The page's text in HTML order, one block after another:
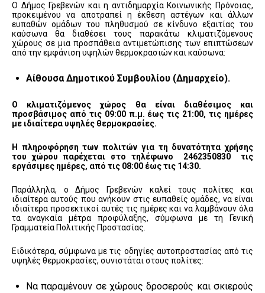
Ο Δήμος Γρεβενών και η αντιδημαρχία Κοινωνικής Πρόνοιας,
προκειμένου να αποτραπεί η έκθεση αστέγων και άλλων
ευπαθών ομάδων του πληθυσμού σε κίνδυνο εξαιτίας του
καύσωνα θα διαθέσει τους παρακάτω κλιματιζόμενους
χώρους σε μια προσπάθεια αντιμετώπισης των επιπτώσεων
από την εμφάνιση υψηλών θερμοκρασιών και καύσωνα:
Αίθουσα Δημοτικού Συμβουλίου (Δημαρχείο).
Ο κλιματιζόμενος χώρος θα είναι διαθέσιμος και
προσβάσιμος από τις 09:00 π.μ. έως τις 21:00, τις ημέρες
με ιδιαίτερα υψηλές θερμοκρασίες.
Η πληροφόρηση των πολιτών για τη δυνατότητα χρήσης
του χώρου παρέχεται στο τηλέφωνο 2462350830 τις
εργάσιμες ημέρες, από τις 08:00 έως τις 14:30.
Παράλληλα, ο Δήμος Γρεβενών καλεί τους πολίτες και
ιδιαίτερα αυτούς που ανήκουν στις ευπαθείς ομάδες, να είναι
ιδιαίτερα προσεκτικοί αυτές τις ημέρες και να λαμβάνουν όλα
τα αναγκαία μέτρα προφύλαξης, σύμφωνα με τη Γενική
Γραμματεία Πολιτικής Προστασίας.
Ειδικότερα, σύμφωνα με τις οδηγίες αυτοπροστασίας από τις
υψηλές θερμοκρασίες, συνιστάται στους πολίτες:
Να παραμένουν σε χώρους δροσερούς και σκιερούς